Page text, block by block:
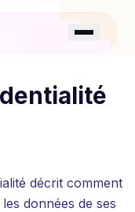
décrit comment
données de ses